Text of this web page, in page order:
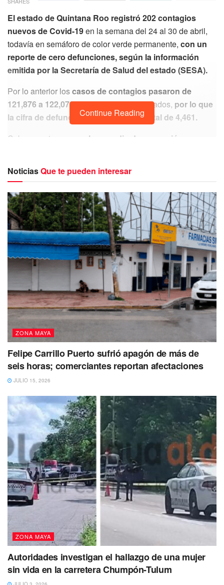
El estado de Quintana Roo registró 202 contagios
nuevos de Covid-19en la semana del 24 al 30 de abril,
todavía en semáforo de color verde permanente, con un
reporte de cero defunciones, según la información
emitida por la Secretaría de Salud del estado (SESA).
Por lo anterior loscasos de contagios pasaron de
121,876 a 122,078total de casos acumulados, por lo que
la cifra de defunciones quedó en un total de 4,461.
Cabe mencionar que
el promedio de ocupación
subieron de 166 a 241.
LaSecretaría de Salud del estadotambién dio a
conocer que el avance de la vacunación se mantiene
en 3,561,987 vacunasaplicadas desde enero del 2021 a
la fecha,sin nuevas dosis sumadas a los registros en
la última semana.
Continue Reading
NoticiasQue te pueden interesar
ZONA MAYA
Felipe Carrillo Puerto sufrió apagón de más de
seis horas; comerciantes reportan afectaciones
JULIO 15, 2026
ZONA MAYA
Autoridades investigan el hallazgo de una mujer
sin vida en la carretera Chumpón-Tulum